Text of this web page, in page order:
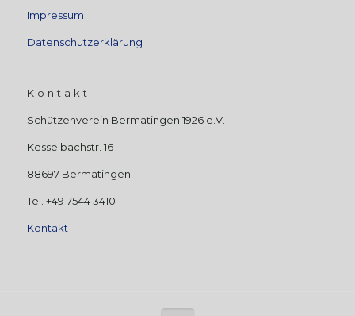
Impressum
Datenschutzerklärung
Kontakt
Schützenverein Bermatingen 1926 e.V.
Kesselbachstr. 16
88697 Bermatingen
Tel. +49 7544 3410
Kontakt